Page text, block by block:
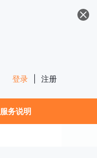
登录 注册
服务说明